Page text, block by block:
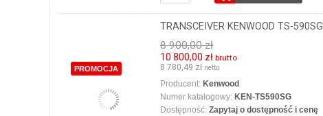
PROMOCJA
TRANSCEIVER KENWOOD TS-590SG
8 900,00 zł
10 800,00 zł brutto
8 780,49 zł netto
Producent: Kenwood
Numer katalogowy: KEN-TS590SG
Dostępność: Zapytaj o dostępność i cenę